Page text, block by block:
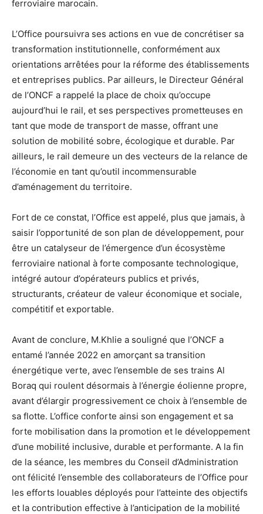
ferroviaire marocain.
L’Office poursuivra ses actions en vue de concrétiser sa
transformation institutionnelle, conformément aux
orientations arrêtées pour la réforme des établissements
et entreprises publics. Par ailleurs, le Directeur Général
de l’ONCF a rappelé la place de choix qu’occupe
aujourd’hui le rail, et ses perspectives prometteuses en
tant que mode de transport de masse, offrant une
solution de mobilité sobre, écologique et durable. Par
ailleurs, le rail demeure un des vecteurs de la relance de
l’économie en tant qu’outil incommensurable
d’aménagement du territoire.
Fort de ce constat, l’Office est appelé, plus que jamais, à
saisir l’opportunité de son plan de développement, pour
être un catalyseur de l’émergence d’un écosystème
ferroviaire national à forte composante technologique,
intégré autour d’opérateurs publics et privés,
structurants, créateur de valeur économique et sociale,
compétitif et exportable.
Avant de conclure, M.Khlie a souligné que l’ONCF a
entamé l’année 2022 en amorçant sa transition
énergétique verte, avec l’ensemble de ses trains Al
Boraq qui roulent désormais à l’énergie éolienne propre,
avant d’élargir progressivement ce choix à l’ensemble de
sa flotte. L’office conforte ainsi son engagement et sa
forte mobilisation dans la promotion et le développement
d’une mobilité inclusive, durable et performante. A la fin
de la séance, les membres du Conseil d’Administration
ont félicité l’ensemble des collaborateurs de l’Office pour
les efforts louables déployés pour l’atteinte des objectifs
et la contribution effective à l’anticipation de la mobilité